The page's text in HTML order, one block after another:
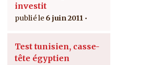
investit
6 juin 2011
Test tunisien, casse-
tête égyptien